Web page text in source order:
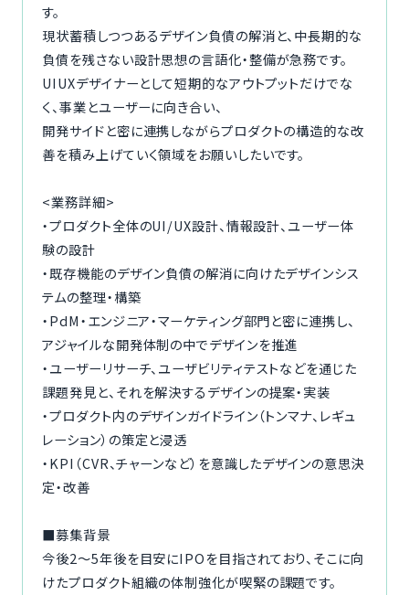
今すぐ無料で登録 ログイン
す。
現状蓄積しつつあるデザイン負債の解消と、中長期的な
負債を残さない設計思想の言語化・整備が急務です。
UIUXデザイナーとして短期的なアウトプットだけでな
く、事業とユーザーに向き合い、
開発サイドと密に連携しながらプロダクトの構造的な改
善を積み上げていく領域をお願いしたいです。
<業務詳細>
・プロダクト全体のUI/UX設計、情報設計、ユーザー体
験の設計
・既存機能のデザイン負債の解消に向けたデザインシス
テムの整理・構築
・PdM・エンジニア・マーケティング部門と密に連携し、
アジャイルな開発体制の中でデザインを推進
・ユーザーリサーチ、ユーザビリティテストなどを通じた
課題発見と、それを解決するデザインの提案・実装
・プロダクト内のデザインガイドライン（トンマナ、レギュ
レーション）の策定と浸透
・KPI（CVR、チャーンなど）を意識したデザインの意思決
定・改善
■募集背景
今後2〜5年後を目安にIPOを目指されており、そこに向
けたプロダクト組織の体制強化が喫緊の課題です。